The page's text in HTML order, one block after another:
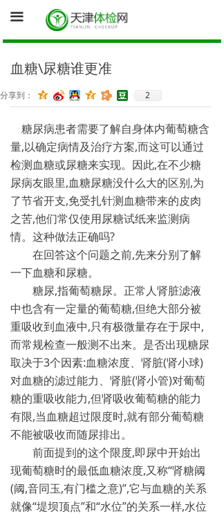
끀
首页
询底价（医院体检中心为您报价）
促销体检卡
体检资讯
健康证体检
血糖\尿糖谁更准
分享到： 2
糖尿病患者需要了解自身体内葡萄糖含
量,以确定病情及治疗方案,而这可以通过
检测血糖或尿糖来实现。因此,在不少糖
尿病友眼里,血糖尿糖没什么大的区别,为
了节省开支,免受扎针测血糖带来的皮肉
之苦,他们常仅使用尿糖试纸来监测病
情。这种做法正确吗?
在回答这个问题之前,先来分别了解
一下血糖和尿糖。
糖尿,指葡萄糖尿。正常人肾脏滤液
中也含有一定量的葡萄糖,但绝大部分被
重吸收到血液中,只有极微量存在于尿中,
而常规检查一般测不出来。是否出现糖尿
取决于3个因素:血糖浓度、肾脏(肾小球)
对血糖的滤过能力、肾脏(肾小管)对葡萄
糖的重吸收能力,但肾吸收葡萄糖的能力
有限,当血糖超过限度时,就有部分葡萄糖
不能被吸收而随尿排出。
前面提到的这个限度,即尿中开始出
现葡萄糖时的最低血糖浓度,又称“肾糖阈
(阈,音同玉,有门槛之意)”,它与血糖的关系
就像“堤坝顶点”和“水位”的关系一样,水位